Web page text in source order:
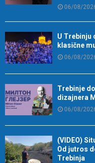
06/08/
U Trebinju
klasične
06/08/
Trebinje
dizajnera
06/08/
(VIDEO)
Od jutros
Trebinja